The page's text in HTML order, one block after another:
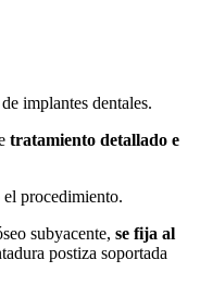
implantes dentales.
tratamiento detallado e
procedimiento.
subyacente, se fija al
postiza soportada